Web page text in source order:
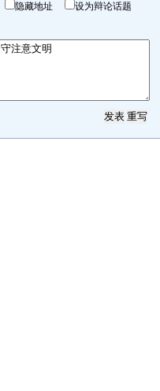
隐藏地址 设为辩论话题